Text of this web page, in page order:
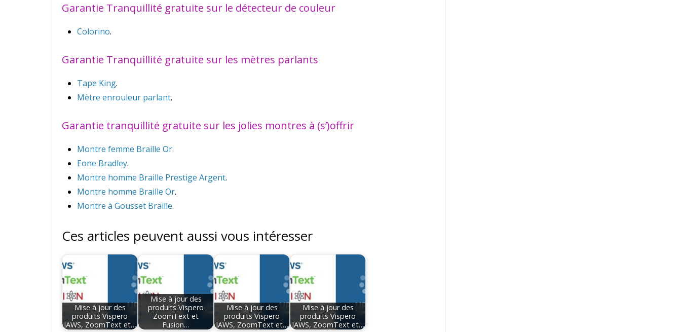
Garantie Tranquillité gratuite sur le détecteur de couleur
Colorino.
Garantie Tranquillité gratuite sur les mètres parlants
Tape King.
Mètre enrouleur parlant.
Garantie tranquillité gratuite sur les jolies montres à (s’)offrir
Montre femme Braille Or.
Eone Bradley.
Montre homme Braille Prestige Argent.
Montre homme Braille Or.
Montre à Gousset Braille.
Ces articles peuvent aussi vous intéresser
Mise à jour des
produits Vispero
JAWS, ZoomText et…
Mise à jour des
produits Vispero
ZoomText et
Fusion…
Mise à jour des
produits Vispero
JAWS, ZoomText et…
Mise à jour des
produits Vispero
JAWS, ZoomText et…